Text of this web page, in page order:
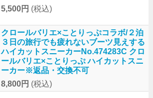
5,500円 (税込)
クロールバリエ×ことりっぷコラボ/２泊
３日の旅行でも疲れないブーツ見えする
ハイカットスニーカーNo.474283C クロ
ールバリエ×ことりっぷ ハイカットスニ
ーカー※返品・交換不可
8,800円 (税込)